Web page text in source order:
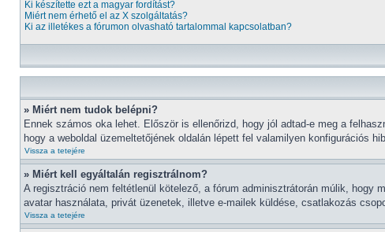
Ki készítette ezt a magyar fordítást?
Miért nem érhető el az X szolgáltatás?
Ki az illetékes a fórumon olvasható tartalommal kapcsolatban?
» Miért nem tudok belépni?
Ennek számos oka lehet. Először is ellenőrizd, hogy jól adtad-e meg a
hogy a weboldal üzemeltetőjének oldalán lépett fel valamilyen konfigurációs
Vissza a tetejére
» Miért kell egyáltalán regisztrálnom?
A regisztráció nem feltétlenül kötelező, a fórum adminisztrátorán múlik, hogy
avatar használata, privát üzenetek, illetve e-mailek küldése, csatlakozás
Vissza a tetejére